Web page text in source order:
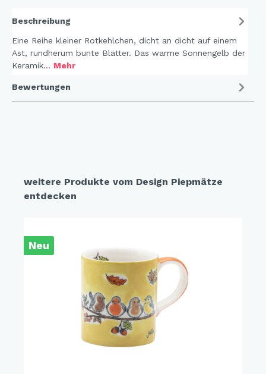
Beschreibung
Eine Reihe kleiner Rotkehlchen, dicht an dicht auf einem
Ast, rundherum bunte Blätter. Das warme Sonnengelb der
Keramik… Mehr
Bewertungen
weitere Produkte vom Design Piepmätze
entdecken
Neu